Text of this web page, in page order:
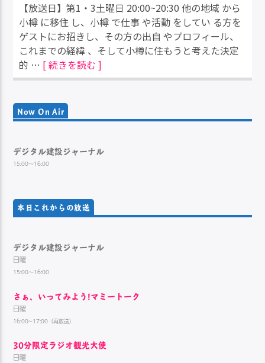
【放送日】第1・3土曜日 20:00~20:30 他の地域 から
小樽 に移住 し、小樽 で仕事 や活動 をしてい る方を
ゲストにお招きし、その方の出自 やプロフィール、
これまでの経緯 、そして小樽に住もうと考えた決定
的 … [ 続きを読む ]
Now On Air
デジタル建設ジャーナル
15:00～16:00
本日これからの放送
デジタル建設ジャーナル
日曜
15:00～16:00
さぁ、いってみよう!マミートーク
日曜
16:00~17:00（再放送）
30分限定ラジオ観光大使
日曜